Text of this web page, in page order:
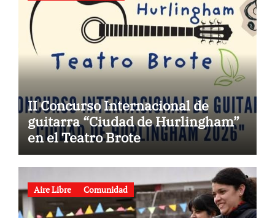
II Concurso Internacional de
guitarra “Ciudad de Hurlingham”
en el Teatro Brote
Aire Libre Comunidad